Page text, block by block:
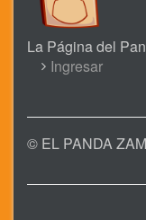
La Página del
USER
MENU
Ingresar
© EL PANDA